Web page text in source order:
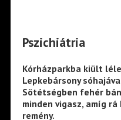
Pszichiátria
Kórházparkba kiült
Lepkebársony
Sötétségben fehér
minden vigasz, amíg
remény.